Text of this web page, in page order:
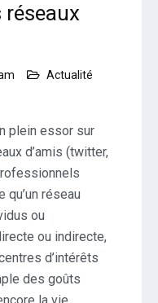
Actualité
plein essor sur
d’amis (twitter,
qu’un réseau
ou
ou indirecte,
d’intérêts
des goûts